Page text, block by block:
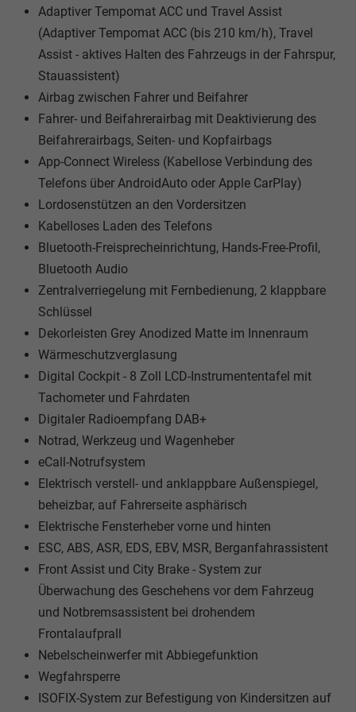
Adaptiver Tempomat ACC und Travel Assist
(Adaptiver Tempomat ACC (bis 210 km/h), Travel
Assist - aktives Halten des Fahrzeugs in der Fahrspur,
Stauassistent)
Airbag zwischen Fahrer und Beifahrer
Fahrer- und Beifahrerairbag mit Deaktivierung des
Beifahrerairbags, Seiten- und Kopfairbags
App-Connect Wireless (Kabellose Verbindung des
Telefons über AndroidAuto oder Apple CarPlay)
Lordosenstützen an den Vordersitzen
Kabelloses Laden des Telefons
Bluetooth-Freisprecheinrichtung, Hands-Free-Profil,
Bluetooth Audio
Zentralverriegelung mit Fernbedienung, 2 klappbare
Schlüssel
Dekorleisten Grey Anodized Matte im Innenraum
Wärmeschutzverglasung
Digital Cockpit - 8 Zoll LCD-Instrumententafel mit
Tachometer und Fahrdaten
Digitaler Radioempfang DAB+
Notrad, Werkzeug und Wagenheber
eCall-Notrufsystem
Elektrisch verstell- und anklappbare Außenspiegel,
beheizbar, auf Fahrerseite asphärisch
Elektrische Fensterheber vorne und hinten
ESC, ABS, ASR, EDS, EBV, MSR, Berganfahrassistent
Front Assist und City Brake - System zur
Überwachung des Geschehens vor dem Fahrzeug
und Notbremsassistent bei drohendem
Frontalaufprall
Nebelscheinwerfer mit Abbiegefunktion
Wegfahrsperre
ISOFIX-System zur Befestigung von Kindersitzen auf